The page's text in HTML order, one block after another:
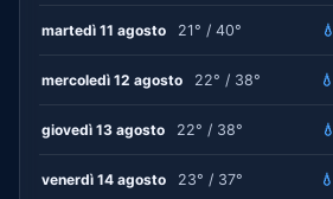
martedì 11 agosto 21° / 40°
mercoledì 12 agosto 22° / 38°
giovedì 13 agosto 22° / 38°
venerdì 14 agosto 23° / 37°